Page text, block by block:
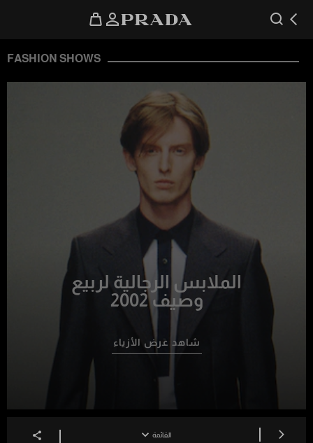
FASHION SHOWS
الملابس الرجالية لربيع
وصيف 2002
شاهد عرض الأزياء
القائمة